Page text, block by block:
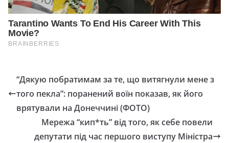
“Дякую побратимам за те, що витягнули мене з
того пекла”: поранений воїн показав, як його
врятували на Донеччині (ФОТО)
Мережа “кип*ть” від того, як себе повели
депутати під час першого виступу Мiнicтpa